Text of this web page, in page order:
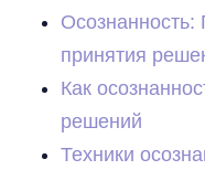
Осознанность:
принятия
Как
решений
Техники